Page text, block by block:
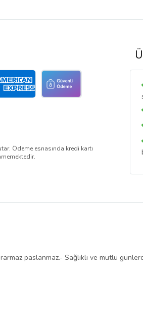
Ödeme esnasında kredi kartı
paslanmaz.- Sağlıklı ve mutlu